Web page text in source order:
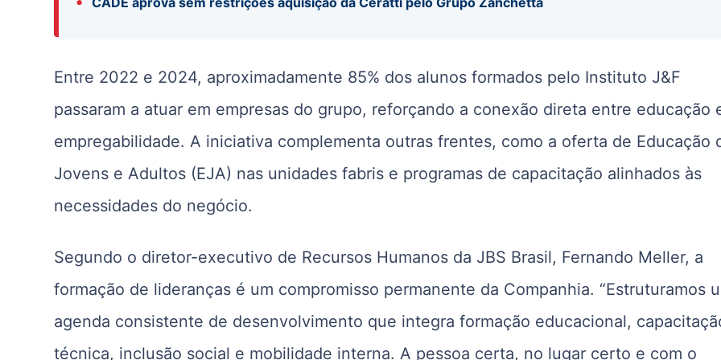
Entre 2022 e 2024, aproximadamente 85% dos alunos formados pelo Instituto J&F
passaram a atuar em empresas do grupo, reforçando a conexão direta entre educação
empregabilidade. A iniciativa complementa outras frentes, como a oferta de Educação
Jovens e Adultos (EJA) nas unidades fabris e programas de capacitação alinhados às
necessidades do negócio.
Segundo o diretor-executivo de Recursos Humanos da JBS Brasil, Fernando Meller, a
formação de lideranças é um compromisso permanente da Companhia. “Estruturamos
agenda consistente de desenvolvimento que integra formação educacional,
técnica, inclusão social e mobilidade interna. A pessoa certa, no lugar certo e com o